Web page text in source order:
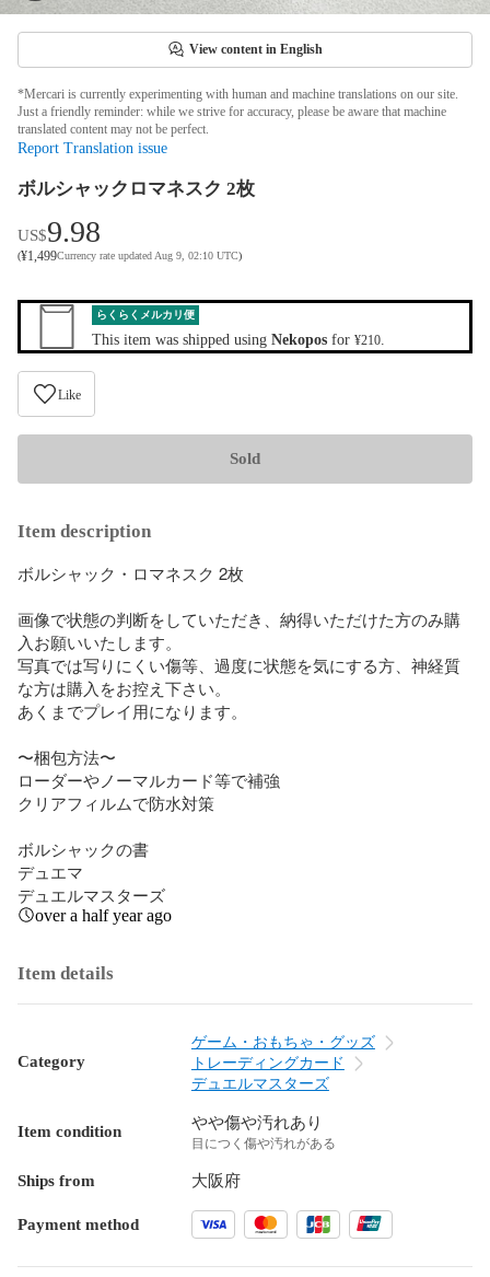
View content in English
*Mercari is currently experimenting with human and machine translations on our site.
Just a friendly reminder: while we strive for accuracy, please be aware that machine
translated content may not be perfect.
Report Translation issue
ボルシャックロマネスク 2枚
US$9.98
(¥1,499Currency rate updated Aug 9, 02:10 UTC)
らくらくメルカリ便
This item was shipped using Nekopos for ¥210
Like
Sold
Item description
ボルシャック・ロマネスク 2枚
画像で状態の判断をしていただき、納得いただけた方のみ購
入お願いいたします。
写真では写りにくい傷等、過度に状態を気にする方、神経質
な方は購入をお控え下さい。
あくまでプレイ用になります。
〜梱包方法〜
ローダーやノーマルカード等で補強
クリアフィルムで防水対策
ボルシャックの書
デュエマ
デュエルマスターズ
over a half year ago
Item details
Category
ゲーム・おもちゃ・グッズ
トレーディングカード
デュエルマスターズ
Item condition やや傷や汚れあり
目につく傷や汚れがある
Ships from 大阪府
Payment method